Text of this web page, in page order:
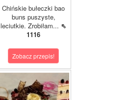
Chińskie bułeczki bao
buns puszyste,
leciutkie. Zrobiłam... ⇖
1116
Zobacz przepis!